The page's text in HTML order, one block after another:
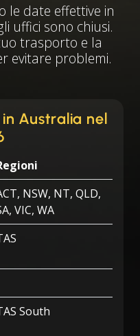
le date effettive in
uffici sono chiusi.
trasporto e la
evitare problemi.
Australia nel
NSW, NT, QLD,
VIC, WA
South